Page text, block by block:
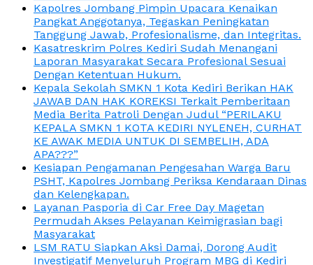
Kapolres Jombang Pimpin Upacara Kenaikan
Pangkat Anggotanya, Tegaskan Peningkatan
Tanggung Jawab, Profesionalisme, dan Integritas.
Kasatreskrim Polres Kediri Sudah Menangani
Laporan Masyarakat Secara Profesional Sesuai
Dengan Ketentuan Hukum.
Kepala Sekolah SMKN 1 Kota Kediri Berikan HAK
JAWAB DAN HAK KOREKSI Terkait Pemberitaan
Media Berita Patroli Dengan Judul “PERILAKU
KEPALA SMKN 1 KOTA KEDIRI NYLENEH, CURHAT
KE AWAK MEDIA UNTUK DI SEMBELIH, ADA
APA???”
Kesiapan Pengamanan Pengesahan Warga Baru
PSHT, Kapolres Jombang Periksa Kendaraan Dinas
dan Kelengkapan.
Layanan Pasporia di Car Free Day Magetan
Permudah Akses Pelayanan Keimigrasian bagi
Masyarakat
LSM RATU Siapkan Aksi Damai, Dorong Audit
Investigatif Menyeluruh Program MBG di Kediri